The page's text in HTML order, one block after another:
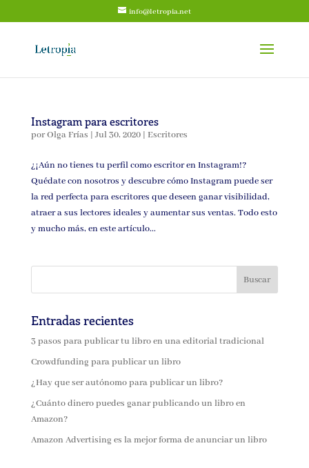
info@letropia.net
Instagram para escritores
porOlga Frías | Jul 30, 2020| Escritores
¿¡Aún no tienes tu perfil como escritor en Instagram!?
Quédate con nosotros y descubre cómo Instagram puede ser
la red perfecta para escritores que deseen ganar visibilidad,
atraer a sus lectores ideales y aumentar sus ventas. Todo esto
y mucho más, en este artículo...
Entradas recientes
3 pasos para publicar tu libro en una editorial tradicional
Crowdfunding para publicar un libro
¿Hay que ser autónomo para publicar un libro?
¿Cuánto dinero puedes ganar publicando un libro en
Amazon?
Amazon Advertising es la mejor forma de anunciar un libro